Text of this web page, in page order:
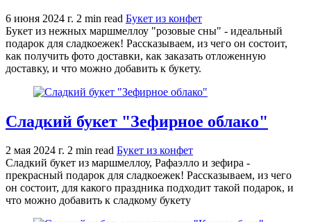
6 июня 2024 г. 2 min read Букет из конфет
Букет из нежных маршмеллоу "розовые сны" - идеальный
подарок для сладкоежек! Рассказываем, из чего он состоит,
как получить фото доставки, как заказать отложенную
доставку, и что можно добавить к букету.
Сладкий букет "Зефирное облако"
2 мая 2024 г. 2 min read Букет из конфет
Сладкий букет из маршмеллоу, Рафаэлло и зефира -
прекрасный подарок для сладкоежек! Рассказываем, из чего
он состоит, для какого праздника подходит такой подарок, и
что можно добавить к сладкому букету